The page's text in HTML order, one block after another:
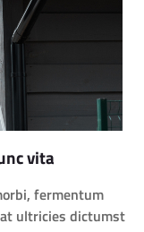
vita
fermentum
ultricies dictumst